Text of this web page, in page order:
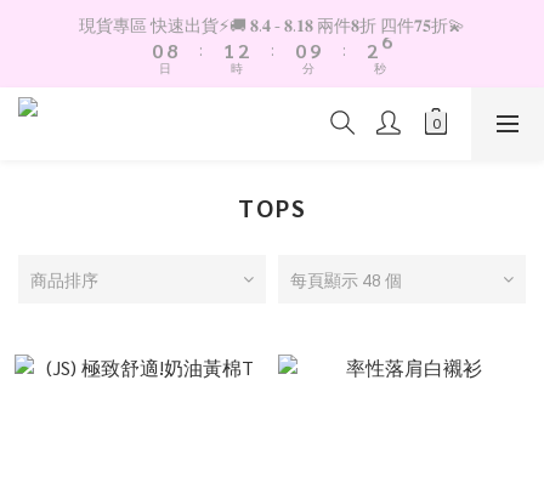
現貨專區 快速出貨⚡️🚚 𝟖.𝟒 - 𝟖.𝟏𝟖 兩件𝟖折 四件𝟕𝟓折💫
1
0
9
8
7
日
:
2
1
0
3
2
1
時
:
1
09
8
0
分
:
3
2
1
6
5
4
2
秒
TOPS
商品排序 每頁顯示 48 個